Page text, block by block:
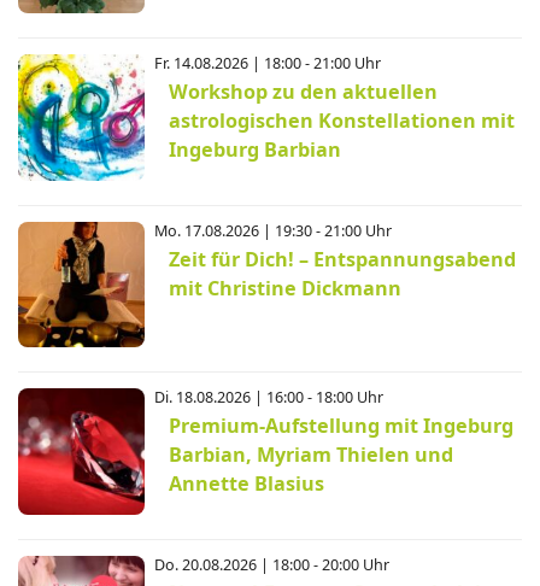
Fr. 14.08.2026 | 18:00 - 21:00 Uhr
Workshop zu den aktuellen
astrologischen Konstellationen mit
Ingeburg Barbian
Mo. 17.08.2026 | 19:30 - 21:00 Uhr
Zeit für Dich! – Entspannungsabend
mit Christine Dickmann
Di. 18.08.2026 | 16:00 - 18:00 Uhr
Premium-Aufstellung mit Ingeburg
Barbian, Myriam Thielen und
Annette Blasius
Do. 20.08.2026 | 18:00 - 20:00 Uhr